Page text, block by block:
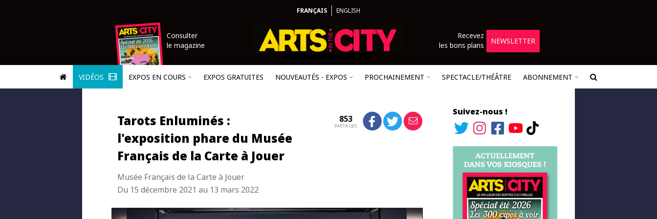
FRANÇAIS ENGLISH
Consulter
le magazine
Recevez
les bons plans
NEWSLETTER
VIDÉOS EXPOS EN COURS EXPOS GRATUITES NOUVEAUTÉS - EXPOS PROCHAINEMENT SPECTACLE/THÉÂTRE ABONNEMENT
Tarots Enluminés :
l'exposition phare du Musée
Français de la Carte à Jouer
Musée Français de la Carte à Jouer
Du 15 décembre 2021 au 13 mars 2022
853
PARTAGES
Suivez-nous !